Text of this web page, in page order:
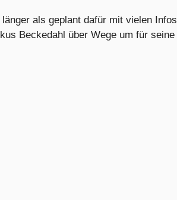
als geplant dafür mit vielen Infos
Beckedahl über Wege um für seine